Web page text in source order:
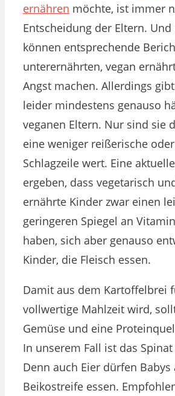
ernähren möchte, ist immer
Entscheidung der Eltern.
können entsprechende
unterernährten, vegan
Angst machen. Allerdings
leider mindestens genauso
veganen Eltern. Nur sind sie
eine weniger reißerische
Schlagzeile wert. Eine
ergeben, dass vegetarisch
ernährte Kinder zwar einen
geringeren Spiegel an
haben, sich aber genauso
Kinder, die Fleisch essen.
Damit aus dem Kartoffelbrei
vollwertige Mahlzeit wird,
Gemüse und eine
In unserem Fall ist das
Denn auch Eier dürfen Babys
Beikostreife essen.